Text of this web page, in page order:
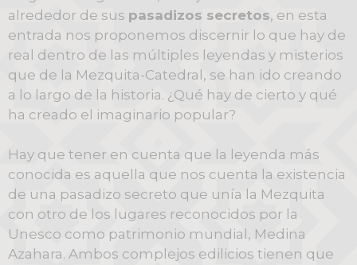
alrededor de sus pasadizos secretos, en esta
entrada nos proponemos discernir lo que hay de
real dentro de las múltiples leyendas y misterios
que de la Mezquita-Catedral, se han ido creando
a lo largo de la historia. ¿Qué hay de cierto y qué
ha creado el imaginario popular?
Hay que tener en cuenta que la leyenda más
conocida es aquella que nos cuenta la existencia
de una pasadizo secreto que unía la Mezquita
con otro de los lugares reconocidos por la
Unesco como patrimonio mundial, Medina
Azahara. Ambos complejos edilicios tienen que